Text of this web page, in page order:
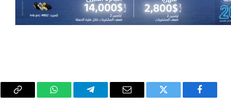
فيسبوك تويتر البريد تيلقرام واتساب Copy